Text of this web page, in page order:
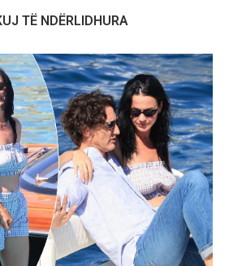
TË NDËRLIDHURA